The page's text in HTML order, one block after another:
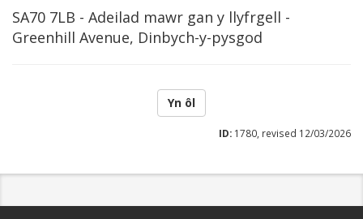
SA70 7LB - Adeilad mawr gan y llyfrgell -
Greenhill Avenue, Dinbych-y-pysgod
Yn ôl
ID: 1780, revised 12/03/2026